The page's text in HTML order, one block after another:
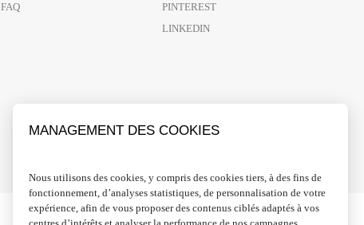
FAQ
PINTEREST
LINKEDIN
MANAGEMENT DES COOKIES
Nous utilisons des cookies, y compris des cookies tiers, à des fins de
fonctionnement, d’analyses statistiques, de personnalisation de votre
expérience, afin de vous proposer des contenus ciblés adaptés à vos
centres d’intérêts et analyser la performance de nos campagnes